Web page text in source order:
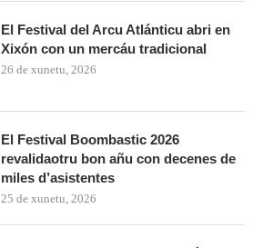
El Festival del Arcu Atlánticu abri en
Xixón con un mercáu tradicional
26 de xunetu, 2026
El Festival Boombastic 2026
revalidaotru bon añu con decenes de
miles d’asistentes
25 de xunetu, 2026